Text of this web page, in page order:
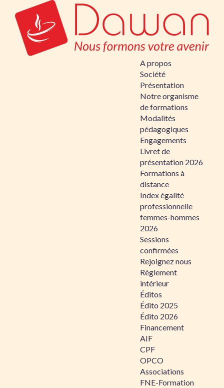
A propos
Société
Présentation
Notre organisme
de formations
Modalités
pédagogiques
Engagements
Livret de
présentation 2026
Formations à
distance
Index égalité
professionnelle
femmes-hommes
2026
Sessions
confirmées
Rejoignez nous
Règlement
intérieur
Éditos
Édito 2025
Édito 2026
Financement
AIF
CPF
OPCO
Associations
FNE-Formation